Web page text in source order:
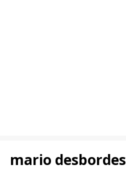
mario desbordes